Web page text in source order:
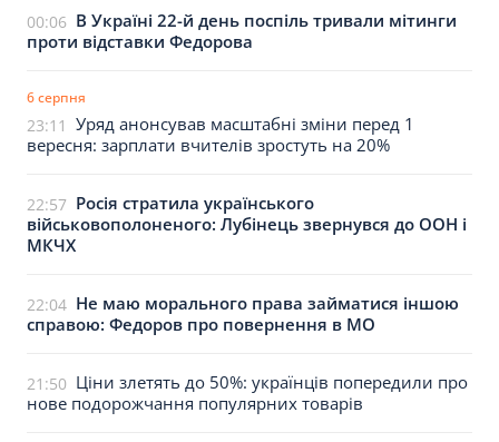
00:06 В Україні 22-й день поспіль тривали мітинги
проти відставки Федорова
6 серпня
23:11 Уряд анонсував масштабні зміни перед 1
вересня: зарплати вчителів зростуть на 20%
22:57 Росія стратила українського
військовополоненого: Лубінець звернувся до ООН і
МКЧХ
22:04 Не маю морального права займатися іншою
справою: Федоров про повернення в МО
21:50 Ціни злетять до 50%: українців попередили про
нове подорожчання популярних товарів